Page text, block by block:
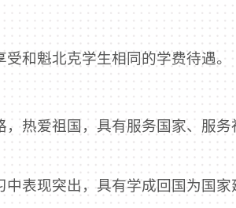
和魁北克学生相同的学费待遇。
热爱祖国，具有服务国家、服
表现突出，具有学成回国为国